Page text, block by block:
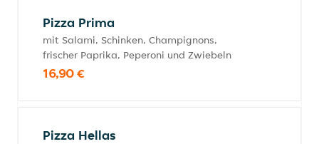
Pizza Prima
mit Salami, Schinken, Champignons,
frischer Paprika, Peperoni und Zwiebeln
16,90 €
Pizza Hellas